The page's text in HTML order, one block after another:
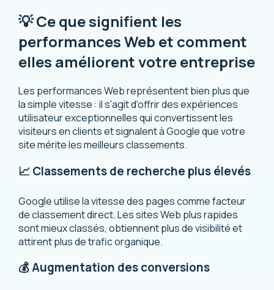
💡 Ce que signifient les
performances Web et comment
elles améliorent votre entreprise
Les performances Web représentent bien plus que
la simple vitesse : il s'agit d'offrir des expériences
utilisateur exceptionnelles qui convertissent les
visiteurs en clients et signalent à Google que votre
site mérite les meilleurs classements.
📈 Classements de recherche plus élevés
Google utilise la vitesse des pages comme facteur
de classement direct. Les sites Web plus rapides
sont mieux classés, obtiennent plus de visibilité et
attirent plus de trafic organique.
💰 Augmentation des conversions